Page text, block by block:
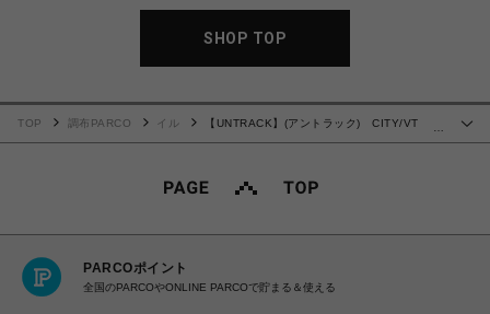
SHOP TOP
…
TOP 調布PARCO イル
【UNTRACK】(アントラック) CITY/VT
PARCOポイント
全国のPARCOやONLINE PARCOで貯まる＆使える